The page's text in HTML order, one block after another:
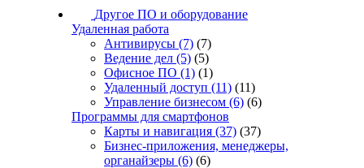
Другое ПО и оборудование
Удаленная работа
Антивирусы (7) (7)
Ведение дел (5) (5)
Офисное ПО (1) (1)
Удаленный доступ (11) (11)
Управление бизнесом (6) (6)
Программы для смартфонов
Карты и навигация (37) (37)
Бизнес-приложения, менеджеры,
органайзеры (6) (6)